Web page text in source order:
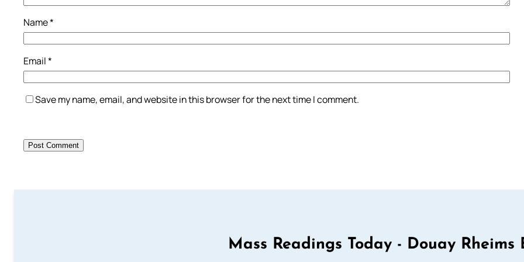
Name*
Email*
Save my name, email, and website in this browser for the next time I comment.
Mass Readings Today - Douay Rheims